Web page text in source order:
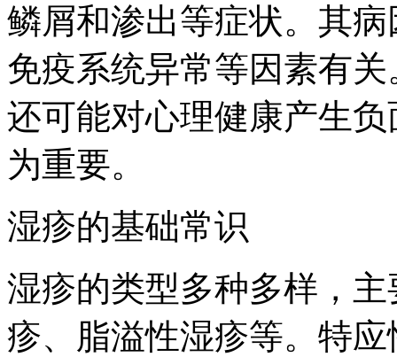
鳞屑和渗出等症状。其
免疫系统异常等因素有
还可能对心理健康产生
为重要。
湿疹的基础常识
湿疹的类型多种多样，
疹、脂溢性湿疹等。特